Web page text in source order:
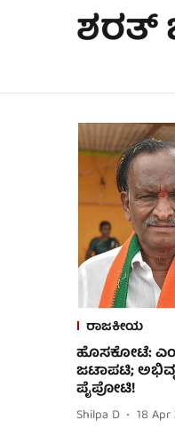
ಶರತ್
ರಾಜಕೀಯ
ಹೊಸಕೋಟೆ:
ಜಟಾಪಟಿ;
ಪೈಪೋಟಿ!
Shilpa D 18